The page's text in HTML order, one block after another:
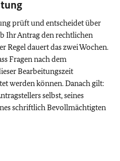
prüft und entscheidet über
Ihr Antrag den rechtlichen
Regel dauert das zwei Wochen.
Fragen nach dem
Bearbeitungszeit
werden können. Danach gilt:
selbst, seines
schriftlich Bevollmächtigten